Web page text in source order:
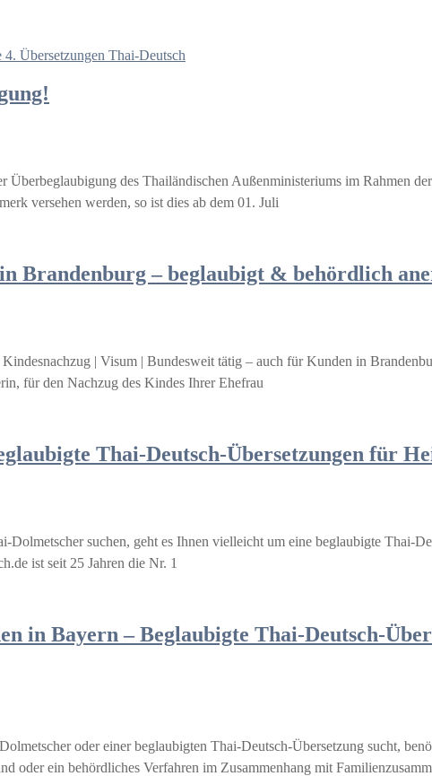
4. Übersetzungen Thai-Deutsch
des Thailändischen Außenministeriums im Rahmen
versehen werden, so ist dies ab dem 01. Juli
Brandenburg – beglaubigt & behördlich
| Visum | Bundesweit tätig – auch für Kunden in
für den Nachzug des Kindes Ihrer Ehefrau
Thai-Deutsch-Übersetzungen für
suchen, geht es Ihnen vielleicht um eine beglaubigte Thai-
ist seit 25 Jahren die Nr. 1
in Bayern – Beglaubigte Thai-Deutsch-
oder einer beglaubigten Thai-Deutsch-Übersetzung sucht,
oder ein behördliches Verfahren im Zusammenhang mit